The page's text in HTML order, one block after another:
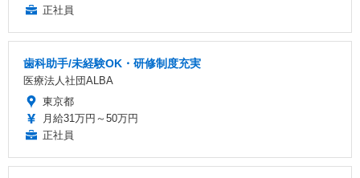
正社員
歯科助手/未経験OK・研修制度充実
医療法人社団ALBA
東京都
月給31万円～50万円
正社員